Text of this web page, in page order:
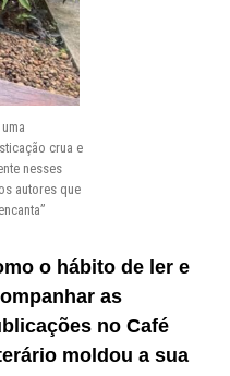
crua e
nesses
autores que
o hábito de ler e
as
no Café
moldou a sua